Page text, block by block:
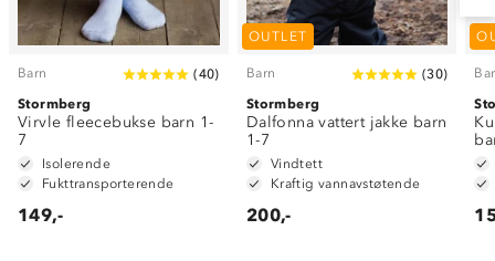
Barn (40)
Stormberg
Virvle fleecebukse barn 1-
7
Isolerende
Fukttransporterende
149,-
OUTLET
Barn (30)
Stormberg
Dalfonna vattert jakke barn
1-7
Vindtett
Kraftig vannavstøtende
200,-